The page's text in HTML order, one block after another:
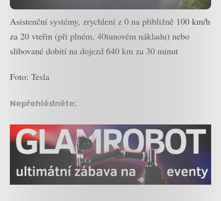
Asistenční systémy, zrychlení z 0 na přibližně 100 km/h
za 20 vteřin (při plném, 40tunovém nákladu) nebo
slibované dobití na dojezd 640 km za 30 minut
Foto: Tesla
Nepřehlédněte: